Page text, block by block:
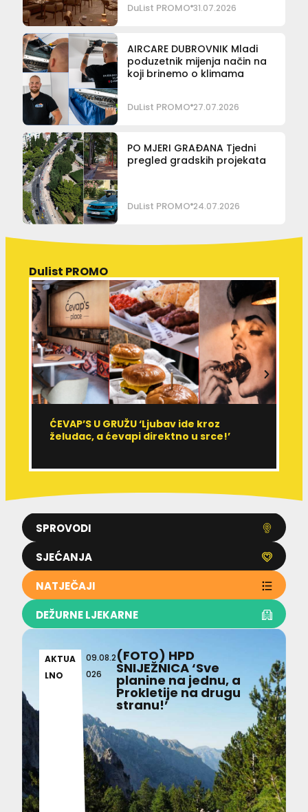
DuList PROMO 31.07.2026
AIRCARE DUBROVNIK Mladi
poduzetnik mijenja način na
koji brinemo o klimama
DuList PROMO 27.07.2026
PO MJERI GRAĐANA Tjedni
pregled gradskih projekata
DuList PROMO 24.07.2026
SPROVODI
SJEĆANJA
NATJEČAJI
DEŽURNE LJEKARNE
Dulist PROMO
ĆEVAP’S U GRUŽU ‘Ljubav ide kroz
želudac, a ćevapi direktno u srce!’
AKTUA
LNO
09.08.2
026
(FOTO) HPD
SNIJEŽNICA ‘Sve
planine na jednu, a
Prokletije na drugu
stranu!’